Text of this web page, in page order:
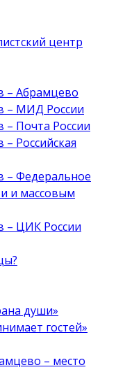
центр
– Абрамцево
– МИД России
– Почта России
Российская
– Федеральное
и массовым
– ЦИК России
души»
гостей»
– место